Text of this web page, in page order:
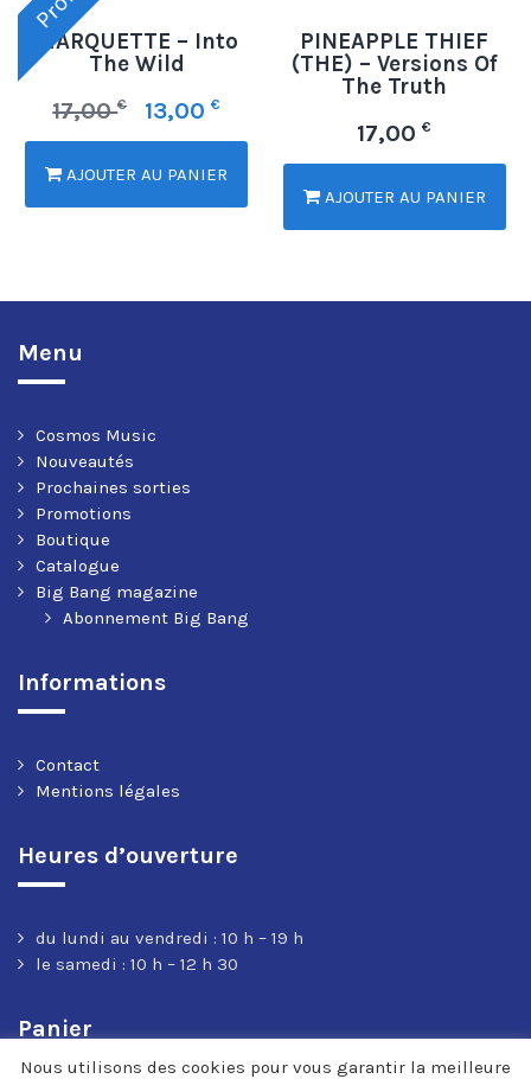
MARQUETTE – Into
The Wild
17,00€ 13,00€
AJOUTER AU PANIER
PINEAPPLE THIEF
(THE) – Versions Of
The Truth
17,00€
AJOUTER AU PANIER
Menu
Cosmos Music
Nouveautés
Prochaines sorties
Promotions
Boutique
Catalogue
Big Bang magazine
Abonnement Big Bang
Informations
Contact
Mentions légales
Heures d’ouverture
du lundi au vendredi : 10 h – 19 h
le samedi : 10 h – 12 h 30
Panier
Nous utilisons des cookies pour vous garantir la meilleure